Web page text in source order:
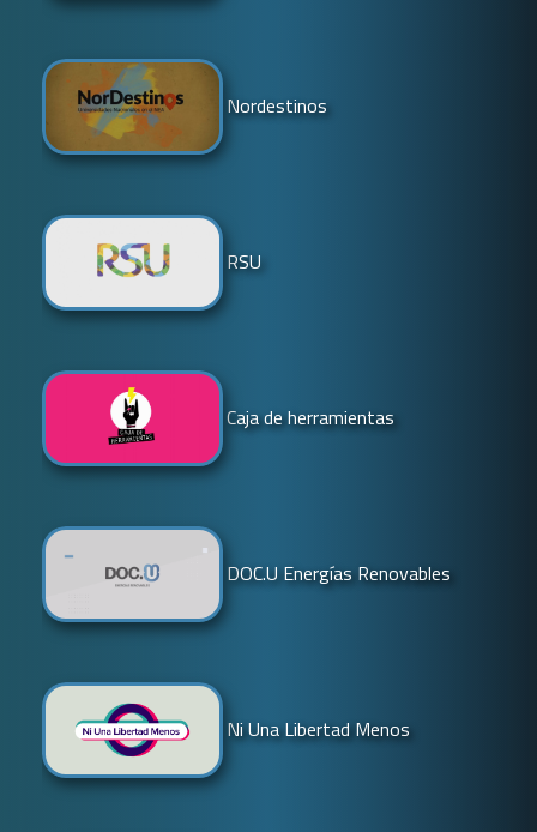
Nordestinos
RSU
Caja de herramientas
DOC.U Energías Renovables
Ni Una Libertad Menos